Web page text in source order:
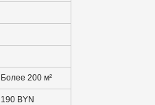
Более 200 м²
190 BYN